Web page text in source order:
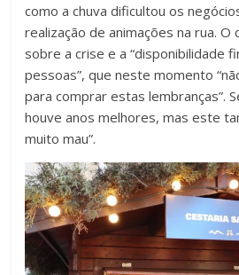
como a chuva dificultou os
realização de animações na rua.
sobre a crise e a “disponibilidade
pessoas”, que neste momento
para comprar estas lembranças”.
houve anos melhores, mas este
muito mau”.